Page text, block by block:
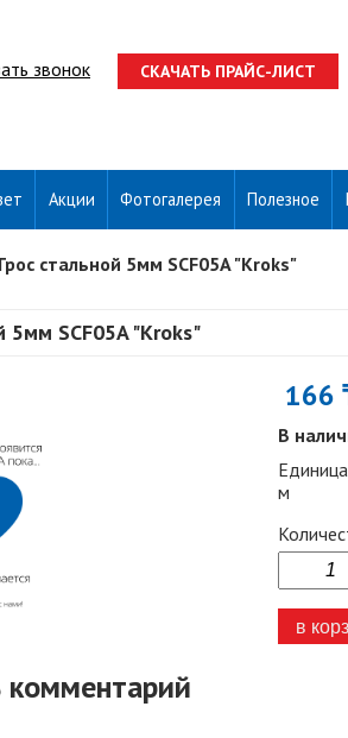
звонок СКАЧАТЬ ПРАЙС-ЛИСТ
Акции Фотогалерея Полезное
стальной 5мм SCF05A "Kroks"
5мм SCF05A "Kroks"
166
В
м